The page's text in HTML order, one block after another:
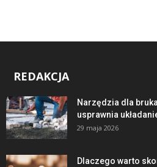
REDAKCJA
Narzędzia dla
usprawnia
29 maja 2026
Dlaczego warto